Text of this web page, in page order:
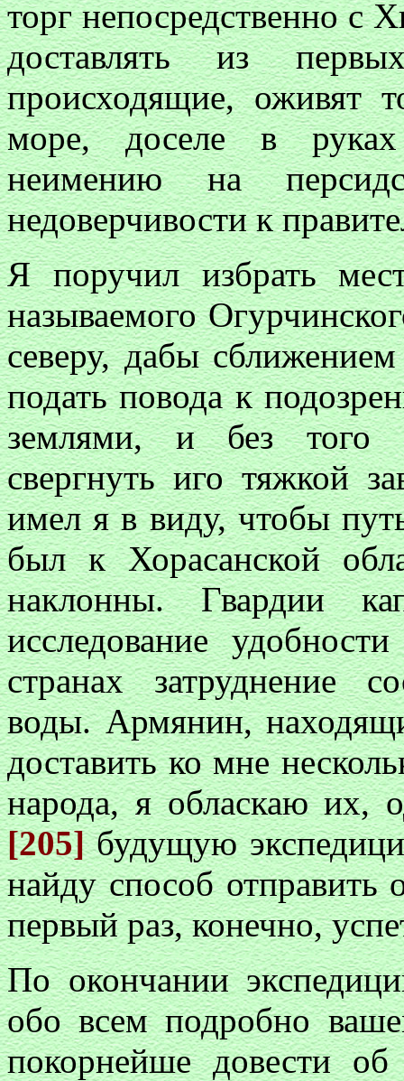
торг непосредственно с
доставлять из
происходящие, оживят
море, доселе в
неимению на
недоверчивости к
Я поручил избрать
называемого
северу, дабы
подать повода к
землями, и без того
свергнуть иго тяжкой
имел я в виду, чтобы
был к Хорасанской
наклонны. Гвардии
исследование
странах затруднение
воды. Армянин,
доставить ко мне
народа, я обласкаю их,
[205]будущую
найду способ
первый раз, конечно,
По окончании
обо всем подробно
покорнейше довести